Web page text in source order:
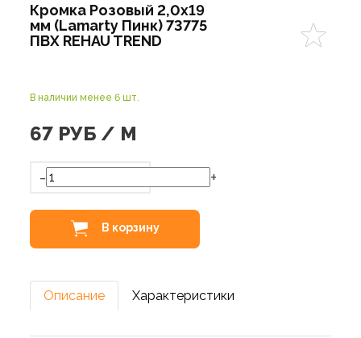
Кромка Розовый 2,0х19
мм (Lamarty Пинк) 73775
ПВХ REHAU TREND
В наличии менее 6 шт.
67 РУБ / М
- +
В корзину
Описание Характеристики